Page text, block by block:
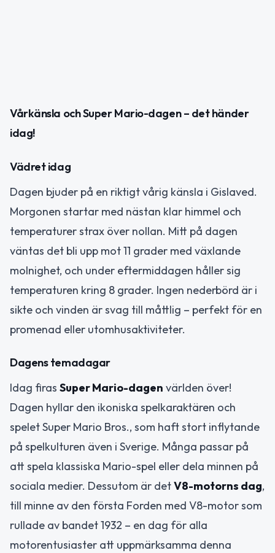
Vårkänsla och Super Mario-dagen – det händer
idag!
Vädret idag
Dagen bjuder på en riktigt vårig känsla i Gislaved.
Morgonen startar med nästan klar himmel och
temperaturer strax över nollan. Mitt på dagen
väntas det bli upp mot 11 grader med växlande
molnighet, och under eftermiddagen håller sig
temperaturen kring 8 grader. Ingen nederbörd är i
sikte och vinden är svag till måttlig – perfekt för en
promenad eller utomhusaktiviteter.
Dagens temadagar
Idag firas Super Mario-dagen världen över!
Dagen hyllar den ikoniska spelkaraktären och
spelet Super Mario Bros., som haft stort inflytande
på spelkulturen även i Sverige. Många passar på
att spela klassiska Mario-spel eller dela minnen på
sociala medier. Dessutom är detV8-motorns dag,
till minne av den första Forden med V8-motor som
rullade av bandet 1932 – en dag för alla
motorentusiaster att uppmärksamma denna